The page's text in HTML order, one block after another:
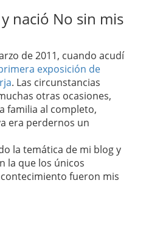
nació No sin mis
de 2011, cuando acudí
exposición de
. Las circunstancias
otras ocasiones,
familia al completo,
era perdernos un
la temática de mi blog y
la que los únicos
fueron mis